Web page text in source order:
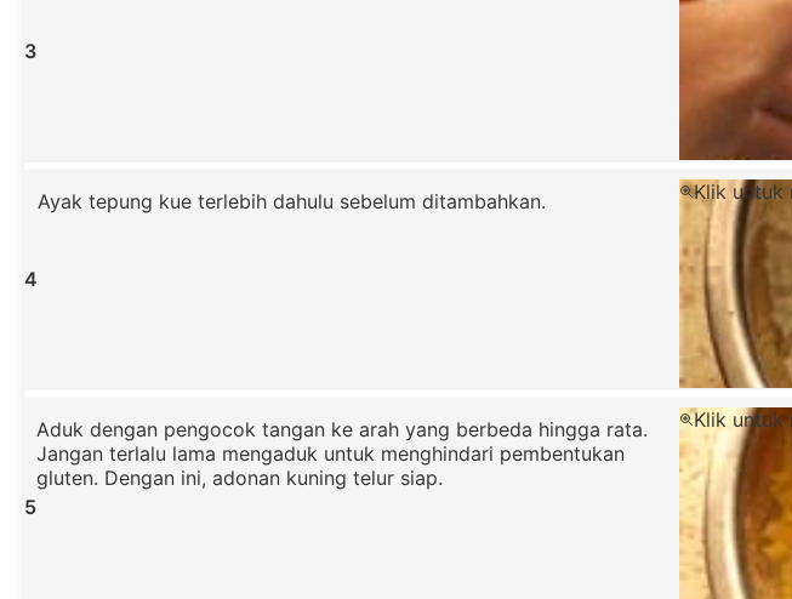
3
4
Ayak tepung kue terlebih dahulu sebelum ditambahkan. Klik untuk
5
Aduk dengan pengocok tangan ke arah yang berbeda hingga rata.
Jangan terlalu lama mengaduk untuk menghindari pembentukan
gluten. Dengan ini, adonan kuning telur siap.
Klik untuk